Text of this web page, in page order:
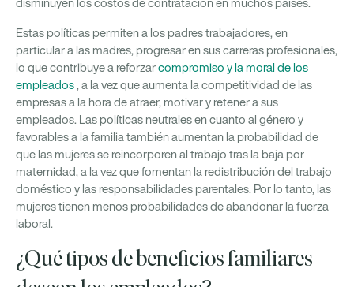
disminuyen los costos de contratación en muchos países.
Estas políticas permiten a los padres trabajadores, en
particular a las madres, progresar en sus carreras profesionales,
lo que contribuye a reforzarcompromiso y la moral de los
empleados, a la vez que aumenta la competitividad de las
empresas a la hora de atraer, motivar y retener a sus
empleados. Las políticas neutrales en cuanto al género y
favorables a la familia también aumentan la probabilidad de
que las mujeres se reincorporen al trabajo tras la baja por
maternidad, a la vez que fomentan la redistribución del trabajo
doméstico y las responsabilidades parentales. Por lo tanto, las
mujeres tienen menos probabilidades de abandonar la fuerza
laboral.
¿Qué tipos de beneficios familiares